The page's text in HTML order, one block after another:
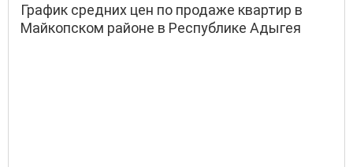
График средних цен по продаже квартир в
Майкопском районе в Республике Адыгея